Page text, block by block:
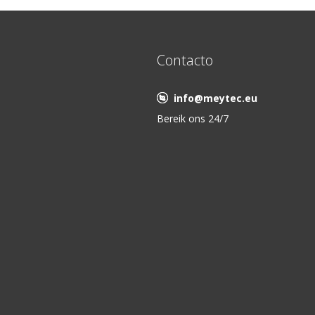
Contacto
info@meytec.eu
Bereik ons 24/7